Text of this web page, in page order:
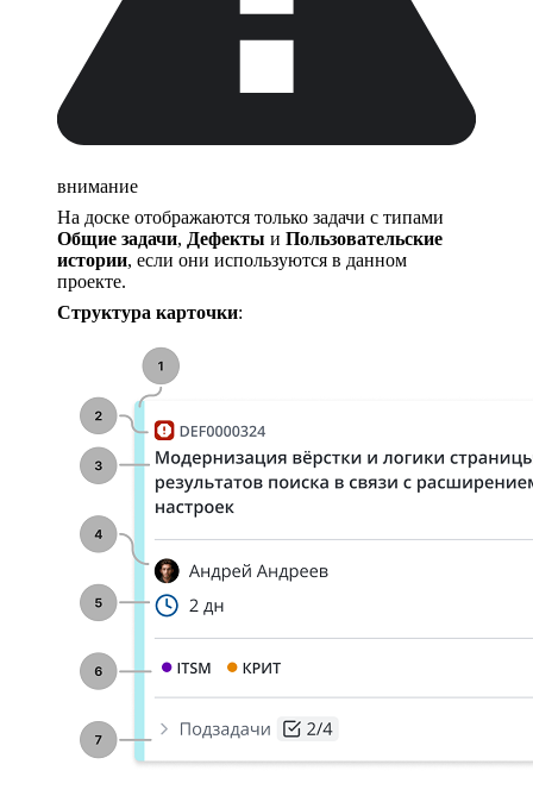
внимание
На доске отображаются только задачи с типами
Общие задачи, Дефекты и Пользовательские
истории, если они используются в данном
проекте.
Структура карточки: